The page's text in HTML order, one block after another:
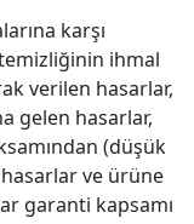
karşı
ihmal
verilen hasarlar,
gelen hasarlar,
(düşük
ve ürüne
garanti kapsamı